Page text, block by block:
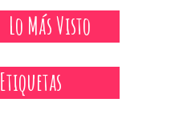
Lo Más Visto
Etiquetas